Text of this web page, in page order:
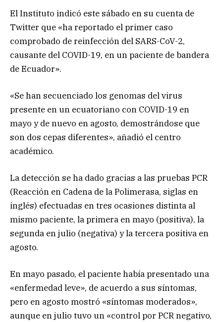
El Instituto indicó este sábado en su cuenta de
Twitter que «ha reportado el primer caso
comprobado de reinfección del SARS-CoV-2,
causante del COVID-19, en un paciente de bandera
de Ecuador».
«Se han secuenciado los genomas del virus
presente en un ecuatoriano con COVID-19 en
mayo y de nuevo en agosto, demostrándose que
son dos cepas diferentes», añadió el centro
académico.
La detección se ha dado gracias a las pruebas PCR
(Reacción en Cadena de la Polimerasa, siglas en
inglés) efectuadas en tres ocasiones distinta al
mismo paciente, la primera en mayo (positiva), la
segunda en julio (negativa) y la tercera positiva en
agosto.
En mayo pasado, el paciente había presentado una
«enfermedad leve», de acuerdo a sus síntomas,
pero en agosto mostró «síntomas moderados»,
aunque en julio tuvo un «control por PCR negativo,